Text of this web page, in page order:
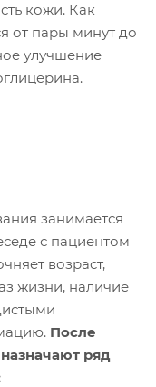
кожи. Как
от пары минут до
улучшение
занимается
с пациентом
возраст,
жизни, наличие
После
ряд